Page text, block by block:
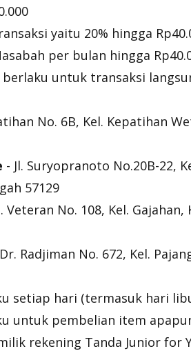
yaitu 20% hingga
per bulan hingga
berlaku untuk transaksi
No. 6B, Kel. Kepatihan
- Jl. Suryopranoto No.20B-22,
57129
Veteran No. 108, Kel.
Radjiman No. 672, Kel.
setiap hari (termasuk hari
untuk pembelian item
rekening Tanda Junior for